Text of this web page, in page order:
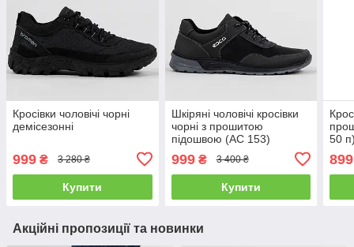
Кросівки чоловічі чорні
демісезонні
999 ₴ 3 280 ₴
Купити
Шкіряні чоловічі кросівки
чорні з прошитою
підошвою (АС 153)
999₴ 3 400 ₴
Купити
50
899
Акційні пропозиції та новинки